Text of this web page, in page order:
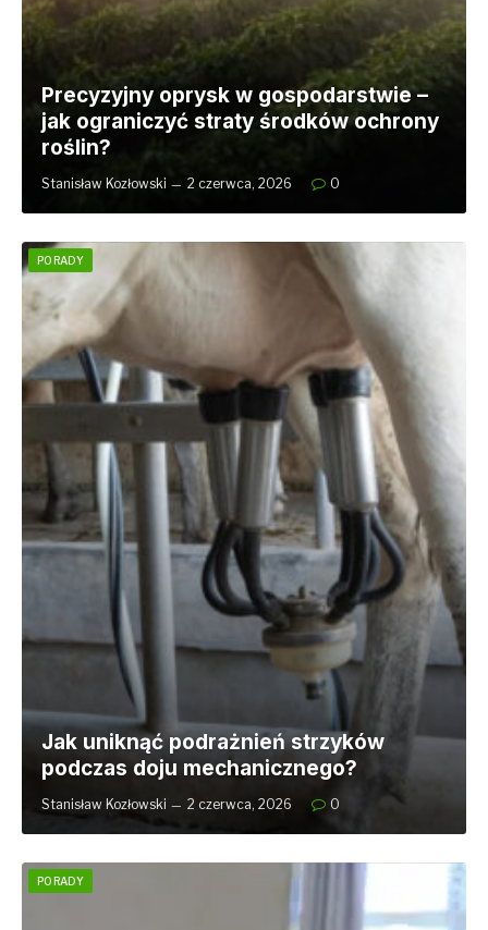
Precyzyjny oprysk w gospodarstwie –
jak ograniczyć straty środków ochrony
roślin?
Stanisław Kozłowski 2 czerwca, 2026 0
PORADY
Jak uniknąć podrażnień strzyków
podczas doju mechanicznego?
Stanisław Kozłowski 2 czerwca, 2026 0
PORADY